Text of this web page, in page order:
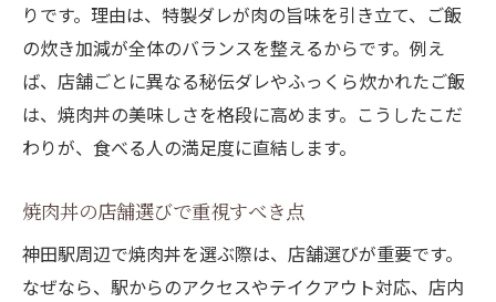
りです。理由は、特製ダレが肉の旨味を引き立て、ご飯
の炊き加減が全体のバランスを整えるからです。例え
ば、店舗ごとに異なる秘伝ダレやふっくら炊かれたご飯
は、焼肉丼の美味しさを格段に高めます。こうしたこだ
わりが、食べる人の満足度に直結します。
焼肉丼の店舗選びで重視すべき点
神田駅周辺で焼肉丼を選ぶ際は、店舗選びが重要です。
なぜなら、駅からのアクセスやテイクアウト対応、店内